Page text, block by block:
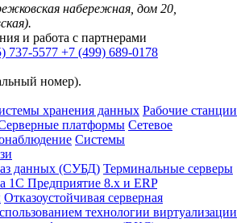
набережная, дом 20,
и работа с партнерами
737-5577 +7 (499) 689-0178
номер).
хранения данных Рабочие станции
платформы Сетевое
Системы
данных (СУБД) Терминальные серверы
1С Предприятие 8.x и ERP
Отказоустойчивая серверная
технологии виртуализации